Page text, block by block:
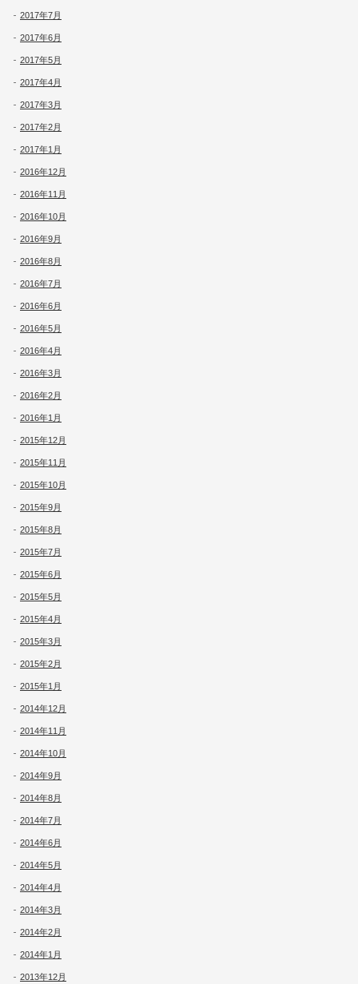
2017年7月
2017年6月
2017年5月
2017年4月
2017年3月
2017年2月
2017年1月
2016年12月
2016年11月
2016年10月
2016年9月
2016年8月
2016年7月
2016年6月
2016年5月
2016年4月
2016年3月
2016年2月
2016年1月
2015年12月
2015年11月
2015年10月
2015年9月
2015年8月
2015年7月
2015年6月
2015年5月
2015年4月
2015年3月
2015年2月
2015年1月
2014年12月
2014年11月
2014年10月
2014年9月
2014年8月
2014年7月
2014年6月
2014年5月
2014年4月
2014年3月
2014年2月
2014年1月
2013年12月